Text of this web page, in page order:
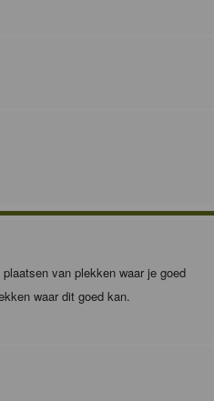
van plekken waar je goed
waar dit goed kan.